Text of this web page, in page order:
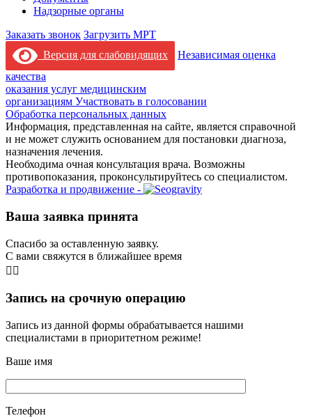
Надзорные органы
Заказать звонок Загрузить МРТ
Версия для слабовидящих
Независимая оценка
качества
оказания услуг медицинским
организациям Участвовать в голосовании
Обработка персональных данных
Информация, представленная на сайте, является справочной
и не может служить основанием для постановки диагноза,
назначения лечения.
Необходима очная консультация врача. Возможны
противопоказания, проконсультируйтесь со специалистом.
Разработка и продвижение -
Ваша заявка принята
Спасибо за оставленную заявку.
С вами свяжутся в ближайшее время
👨‍⚕️
Запись на срочную операцию
Запись из данной формы обрабатывается нашими
специалистами в приоритетном режиме!
Ваше имя
Телефон